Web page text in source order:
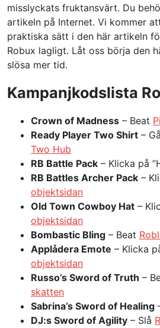
misslyckats fruktansvärt. Du
artikeln på Internet. Vi kommer
praktiska sätt i den här artikeln
Robux lagligt. Låt oss börja den
slösa mer tid.
Kampanjkodslista
Crown of Madness – Beat
Ready Player Two Shirt –
Two Hub
RB Battle Pack – Klicka på
RB Battles Archer Pack –
objektsidan
Old Town Cowboy Hat –
objektsidan
Bombastic Bling – Beat
Applådera Emote – Klicka
objektsidan
Russo’s Sword of Truth –
skatten
Sabrina’s Sword of Healing
DJ:s Sword of Agility – Slå